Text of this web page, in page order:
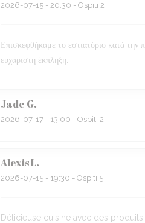
2026-07-15 - 20:30 - Ospiti 2
Επισκεφθήκαμε το εστιατόριο κατά
ευχάριστη έκπληξη.
Jade G
2026-07-17 - 13:00 - Ospiti 2
AlexisL
2026-07-15 - 19:30 - Ospiti 5
Délicieuse cuisine avec des